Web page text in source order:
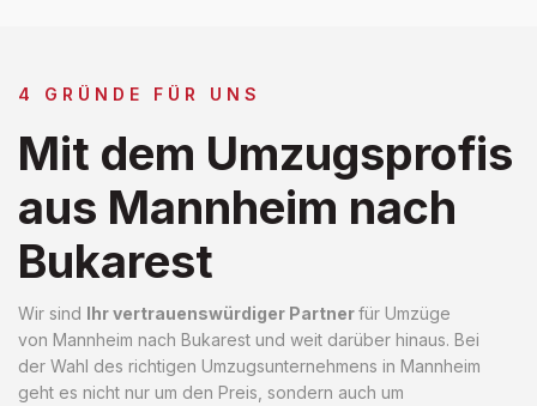
4 GRÜNDE FÜR UNS
Mit dem Umzugsprofis
aus Mannheim nach
Bukarest
Wir sind Ihr vertrauenswürdiger Partnerfür Umzüge
von Mannheim nach Bukarest und weit darüber hinaus. Bei
der Wahl des richtigen Umzugsunternehmens in Mannheim
geht es nicht nur um den Preis, sondern auch um